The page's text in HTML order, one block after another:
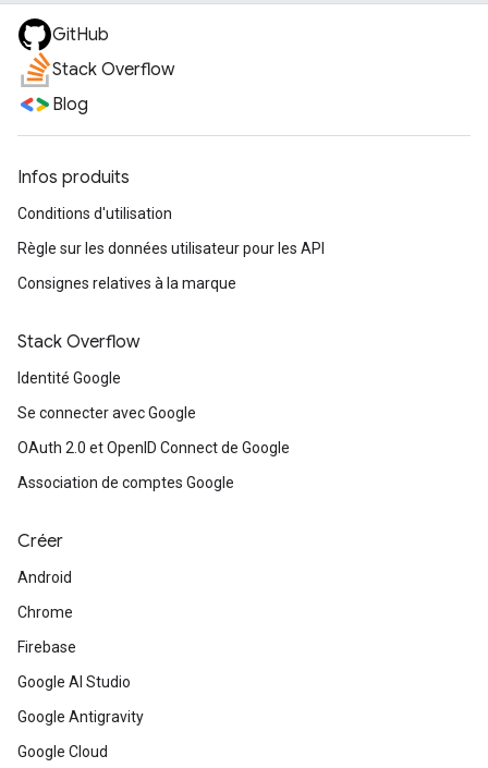
GitHub
Stack Overflow
Blog
Infos produits
Conditions d'utilisation
Règle sur les données utilisateur pour les API
Consignes relatives à la marque
Stack Overflow
Identité Google
Se connecter avec Google
OAuth 2.0 et OpenID Connect de Google
Association de comptes Google
Créer
Android
Chrome
Firebase
Google AI Studio
Google Antigravity
Google Cloud